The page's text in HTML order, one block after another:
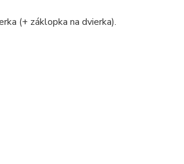
(+ záklopka na dvierka).